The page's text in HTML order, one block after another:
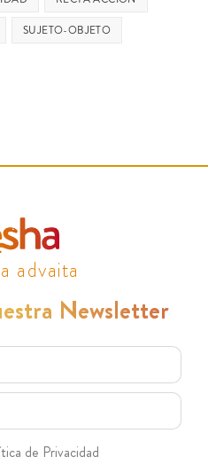
SUJETO-OBJETO
advaita
Newsletter
de Privacidad